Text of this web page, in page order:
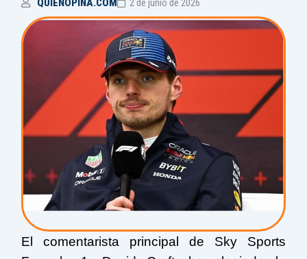
El comentarista principal de Sky Sports